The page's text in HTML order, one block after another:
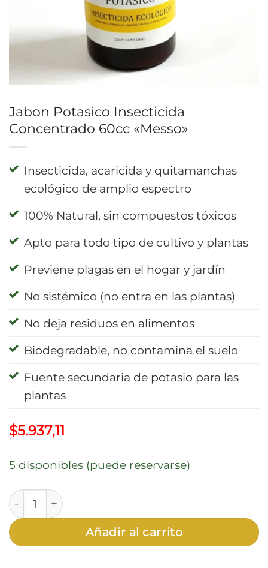
Jabon Potasico Insecticida
Concentrado 60cc «Messo»
Insecticida, acaricida y quitamanchas
ecológico de amplio espectro
100% Natural, sin compuestos tóxicos
Apto para todo tipo de cultivo y plantas
Previene plagas en el hogar y jardín
No sistémico (no entra en las plantas)
No deja residuos en alimentos
Biodegradable, no contamina el suelo
Fuente secundaria de potasio para las
plantas
$5.937,11
5 disponibles (puede reservarse)
Jabon Potasico Insecticida Concentrado 60cc
Añadir al carrito